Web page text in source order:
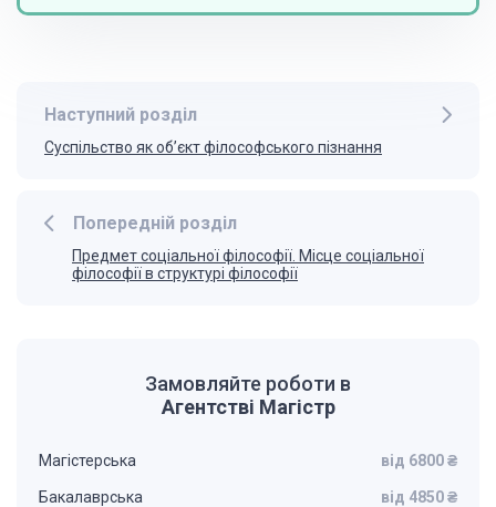
Попередній розділ
Предмет соціальної філософії. Місце соціальної
філософії в структурі філософії
Наступний розділ
Суспільство як об’єкт філософського пізнання
Замовляйте роботи в
Агентстві Магістр
Магістерська від 6800 ₴
Бакалаврська від 4850 ₴